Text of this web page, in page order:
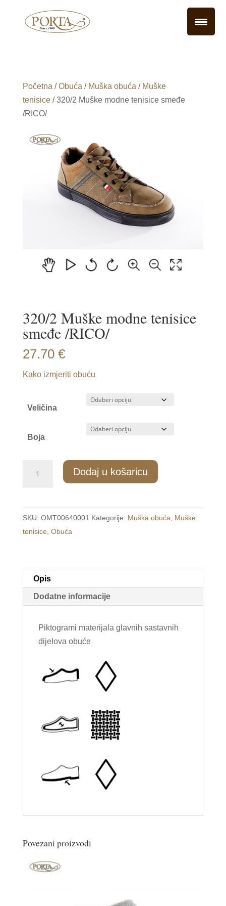
Početna /Obuća / Muška obuća / Muške
tenisice/ 320/2 Muške modne tenisice smeđe
/RICO/
320/2 Muške modne tenisice
smeđe /RICO/
27.70 €
Kako izmjeriti obuću
Veličina
Boja
tenisice
smeđe
/RICO/
Dodaj u košaricu
SKU: OMT00640001 Kategorije: Muška obuća
Muške
tenisice Obuća
Opis
Dodatne informacije
Piktogrami materijala glavnih sastavnih
dijelova obuće
Povezani proizvodi